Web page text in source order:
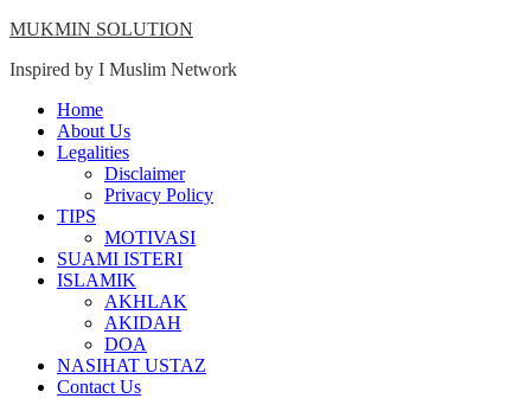
Skip
content
MUKMIN SOLUTION
Inspired by I Muslim Network
Close
Menu
Home
About Us
Legalities
Disclaimer
Privacy Policy
TIPS
MOTIVASI
SUAMI ISTERI
ISLAMIK
AKHLAK
AKIDAH
DOA
NASIHAT USTAZ
Contact Us